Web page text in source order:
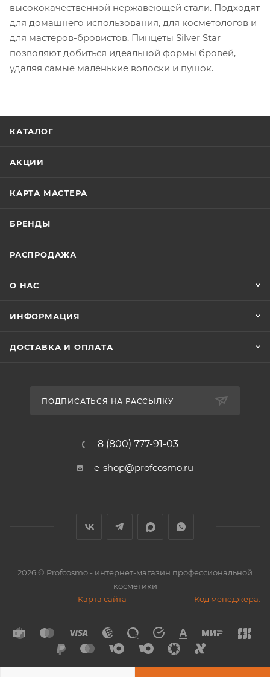
высококачественной нержавеющей стали. Подходят
для домашнего использования, для косметологов и
для мастеров-бровистов. Пинцеты Silver Star
позволяют добиться идеальной формы бровей,
удаляя самые маленькие волоски и пушок.
КАТАЛОГ
АКЦИИ
КАРТА МАСТЕРА
БРЕНДЫ
РАСПРОДАЖА
О НАС
ИНФОРМАЦИЯ
ДОСТАВКА И ОПЛАТА
ПОДПИСАТЬСЯ НА РАССЫЛКУ
8 (800) 777-91-03
e-shop@profcosmo.ru
2026© Profcosmo - интернет-магазин профессиональной
косметики
Карта сайта
Код менеджера: